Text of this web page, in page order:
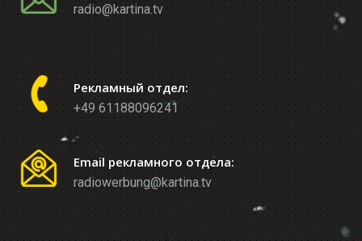
radio@kartina.tv
Рекламный отдел:
+49 61188096241
Email рекламного отдела:
radiowerbung@kartina.tv